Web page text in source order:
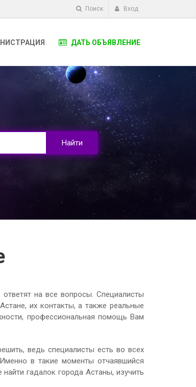
Поиск Вход
ДАТЬ ОБЪЯВЛЕНИЕ
Найти
на все вопросы. Специалисты
их контакты, а также реальные
профессиональная помощь Вам
ведь специалисты есть во всех
в такие моменты отчаявшийся
гадалок города Астаны, изучить